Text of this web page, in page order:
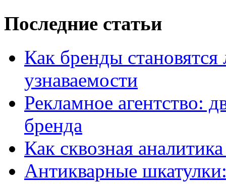
Последние статьи
Как бренды
узнаваемости
Рекламное агентство:
бренда
Как сквозная
Антикварные